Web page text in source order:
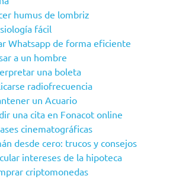
humus de lombriz
fácil
Whatsapp de forma eficiente
a un hombre
una boleta
radiofrecuencia
un Acuario
una cita en Fonacot online
cinematográficas
desde cero: trucos y consejos
intereses de la hipoteca
criptomonedas